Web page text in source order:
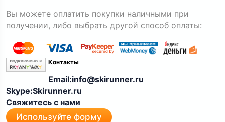
Вы можете оплатить покупки наличными при
получении, либо выбрать другой способ оплаты:
Контакты
Email:info@skirunner.ru
Skype:Skirunner.ru
Свяжитесь с нами
Используйте форму